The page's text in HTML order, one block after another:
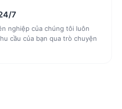
7
nghiệp của chúng tôi luôn
cầu của bạn qua trò chuyện